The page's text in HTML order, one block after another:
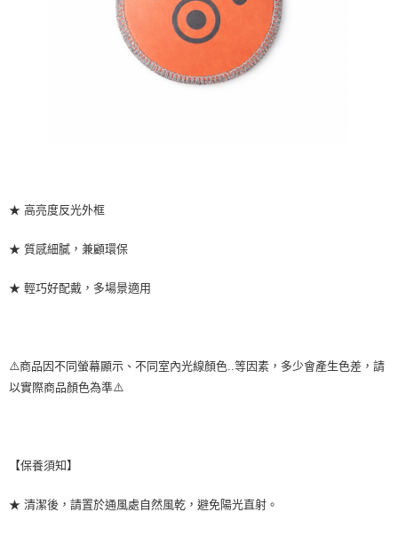
★ 高亮度反光外框
★ 質感細膩，兼顧環保
★ 輕巧好配戴，多場景適用
⚠️商品因不同螢幕顯示、不同室內光線顏色..等因素，多少會產生色差，請
以實際商品顏色為準⚠️
【保養須知】
★ 清潔後，請置於通風處自然風乾，避免陽光直射。